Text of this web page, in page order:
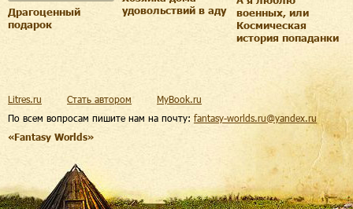
Драгоценный
подарок
удовольствий в аду
военных, или
Космическая
история попаданки
По всем вопросам пишите нам на почту: fantasy-worlds.ru@yandex.ru
«Fantasy Worlds»
Litres.ru Стать автором MyBook.ru